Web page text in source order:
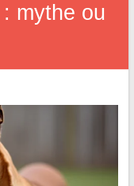
mythe ou